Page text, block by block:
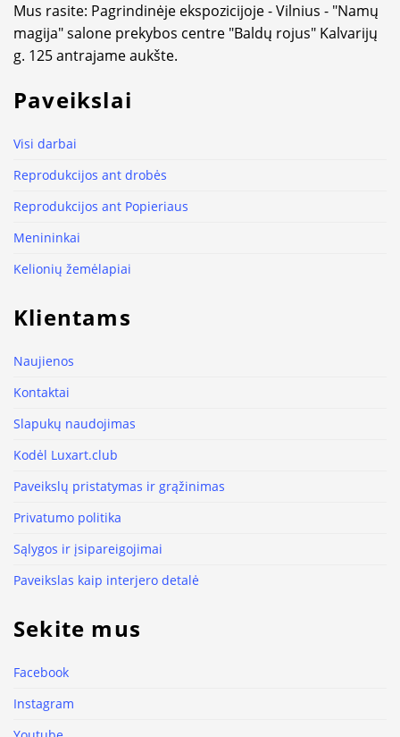
Mus rasite: Pagrindinėje ekspozicijoje - Vilnius - "Namų
magija" salone prekybos centre "Baldų rojus" Kalvarijų
g. 125 antrajame aukšte.
Paveikslai
Visi darbai
Reprodukcijos ant drobės
Reprodukcijos ant Popieriaus
Menininkai
Kelionių žemėlapiai
Klientams
Naujienos
Kontaktai
Slapukų naudojimas
Kodėl Luxart.club
Paveikslų pristatymas ir grąžinimas
Privatumo politika
Sąlygos ir įsipareigojimai
Paveikslas kaip interjero detalė
Sekite mus
Facebook
Instagram